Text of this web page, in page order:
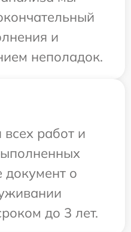
и
неполадок.
работ и
документ о
до 3 лет.